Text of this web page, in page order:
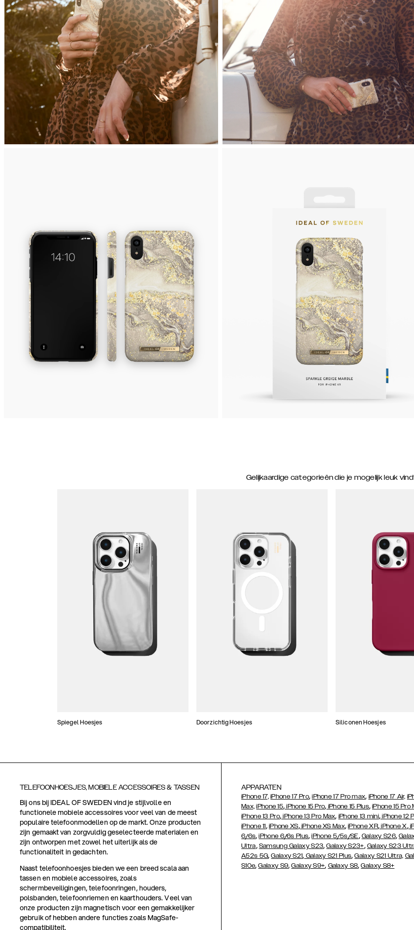
Gelijkaardige categorieën die je mogelijk leuk
Spiegel Hoesjes Doorzichtig Hoesjes Siliconen Hoesjes
TELEFOONHOESJES, MOBIELE ACCESSOIRES & TASSEN
Bij ons bij IDEAL OF SWEDEN vind je stijlvolle en
functionele mobiele accessoires voor veel van de meest
populaire telefoonmodellen op de markt. Onze producten
zijn gemaakt van zorgvuldig geselecteerde materialen en
zijn ontworpen met zowel het uiterlijk als de
functionaliteit in gedachten.
Naast telefoonhoesjes bieden we een breed scala aan
tassen en mobiele accessoires, zoals
schermbeveiligingen, telefoonringen, houders,
polsbanden, telefoonriemen en kaarthouders. Veel van
onze producten zijn magnetisch voor een gemakkelijker
gebruik of hebben andere functies zoals MagSafe-
compatibiliteit.
APPARATEN
iPhone 17, iPhone 17 Pro,iPhone 17 Pro max, iPhone 17 Air,
Max, iPhone 15, iPhone 15 Pro, iPhone 15 Plus,iPhone 15 Pro
iPhone 13 Pro, iPhone 13 Pro Max, iPhone 13 mini,iPhone 12
iPhone 11, iPhone XS,iPhone XS Max,iPhone XR,iPhone X,
6/6s,iPhone 6/6s Plus,iPhone 5/5s/SE, Galaxy S26,
Ultra, Samsung Galaxy S23,Galaxy S23+, Galaxy S23
A52s 5G,Galaxy S21, Galaxy S21 Plus,Galaxy S21 Ultra,
S10e,Galaxy S9,Galaxy S9+, Galaxy S8,Galaxy S8+